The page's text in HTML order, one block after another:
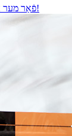
פֿאַר מעראויספאָרשן איצט!